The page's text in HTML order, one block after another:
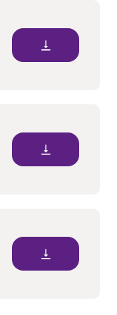
vertical_align_bottom
vertical_align_bottom
vertical_align_bottom